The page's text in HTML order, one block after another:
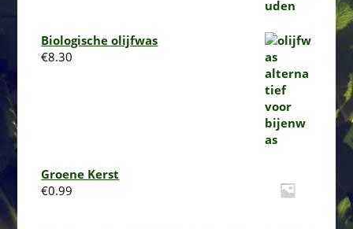
Biologische olijfwas
€8.30
Groene Kerst
€0.99